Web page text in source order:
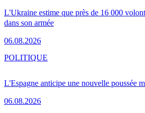
L'Ukraine estime que près de 16 000
dans son armée
06.08.2026
L'Espagne anticipe une nouvelle poussée
06.08.2026
POLITIQUE